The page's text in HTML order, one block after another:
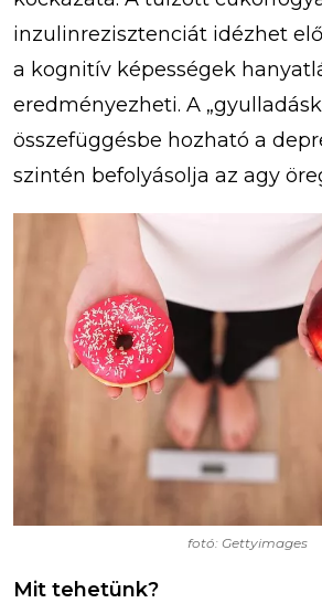
inzulinrezisztenciát idézhet
a kognitív képességek
eredményezheti. A
összefüggésbe hozható a
szintén befolyásolja az agy
fotó: Gettyimages
Mit tehetünk?